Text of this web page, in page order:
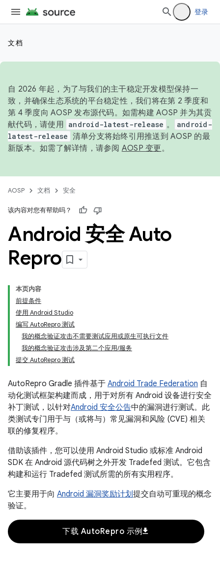
登录
文档
自 2026 年起，为了与我们的主干稳定开发模型保持一
致，并确保生态系统的平台稳定性，我们将在第 2 季度和
第 4 季度向 AOSP 发布源代码。如需构建 AOSP 并为其贡
献代码，请使用 android-latest-release 。
android-
latest-release 清单分支将始终引用推送到 AOSP 的最
新版本。如需了解详情，请参阅 AOSP 变更。
AOSP 文档 安全
该内容对您有帮助吗？
Android 安全 Auto
Repro
本页内容
前提条件
使用 Android Studio
编写 AutoRepro 测试
我的概念验证攻击不需要测试应用或原生可执行文件
我的概念验证攻击涉及第二个应用/服务
提交 AutoRepro 测试
AutoRepro Gradle 插件基于 Android Trade Federation 自
动化测试框架构建而成，用于对所有 Android 设备进行安全
补丁测试，以针对Android 安全公告中的漏洞进行测试。此
类测试专门用于与（或将与）常见漏洞和风险 (CVE) 相关
联的修复程序。
借助该插件，您可以使用 Android Studio 或标准 Android
SDK 在 Android 源代码树之外开发 Tradefed 测试。它包含
构建和运行 Tradefed 测试所需的所有实用程序。
它主要用于向 Android 漏洞奖励计划提交自动可重现的概念
验证。
下载 AutoRepro 示例download